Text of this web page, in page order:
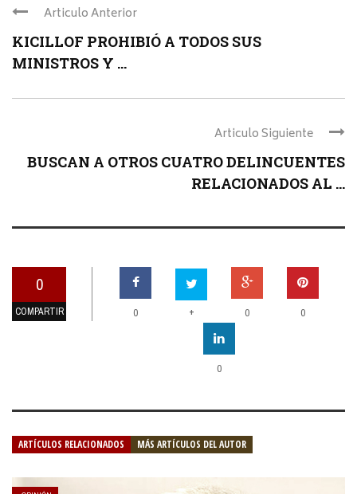
Articulo Anterior
KICILLOF PROHIBIÓ A TODOS SUS
MINISTROS Y ...
Articulo Siguiente
BUSCAN A OTROS CUATRO DELINCUENTES
RELACIONADOS AL ...
0
COMPARTIR 0 + 0 0
0
ARTÍCULOS RELACIONADOS MÁS ARTÍCULOS DEL AUTOR